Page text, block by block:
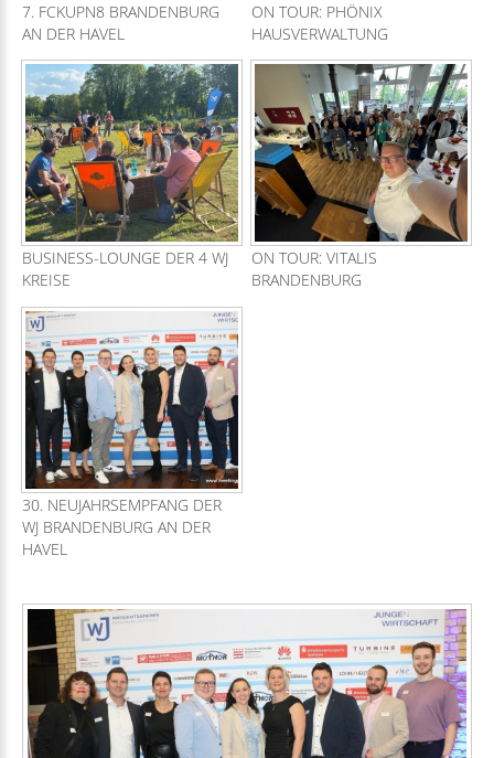
7. FCKUPN8 BRANDENBURG
AN DER HAVEL
ON TOUR: PHÖNIX
HAUSVERWALTUNG
BUSINESS-LOUNGE DER 4 WJ
KREISE
ON TOUR: VITALIS
BRANDENBURG
30. NEUJAHRSEMPFANG DER
WJ BRANDENBURG AN DER
HAVEL